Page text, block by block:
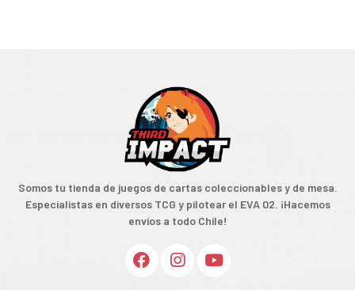
Somos tu tienda de juegos de cartas coleccionables y de mesa.
Especialistas en diversos TCG y pilotear el EVA 02. ¡Hacemos
envíos a todo Chile!